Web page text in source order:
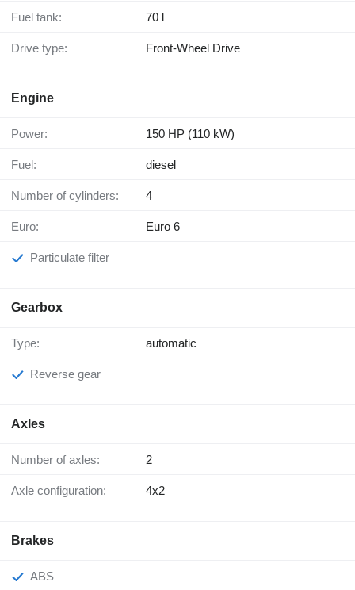
Fuel tank: 70 l
Drive type: Front-Wheel Drive
Engine
Power: 150 HP (110 kW)
Fuel: diesel
Number of cylinders: 4
Euro: Euro 6
Particulate filter
Gearbox
Type: automatic
Reverse gear
Axles
Number of axles: 2
Axle configuration: 4x2
Brakes
ABS